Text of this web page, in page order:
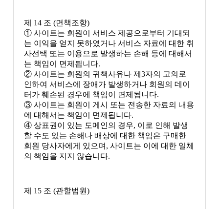
제 14 조 (면책조항)
① 사이트는 회원이 서비스 제공으로부터 기대되
는 이익을 얻지 못하였거나 서비스 자료에 대한 취
사선택 또는 이용으로 발생하는 손해 등에 대해서
는 책임이 면제됩니다.
② 사이트는 회원의 귀책사유나 제3자의 고의로
인하여 서비스에 장애가 발생하거나 회원의 데이
터가 훼손된 경우에 책임이 면제됩니다.
③ 사이트는 회원이 게시 또는 전송한 자료의 내용
에 대해서는 책임이 면제됩니다.
④ 상표권이 있는 도메인의 경우, 이로 인해 발생
할 수도 있는 손해나 배상에 대한 책임은 구매한
회원 당사자에게 있으며, 사이트는 이에 대한 일체
의 책임을 지지 않습니다.
제 15 조 (관할법원)